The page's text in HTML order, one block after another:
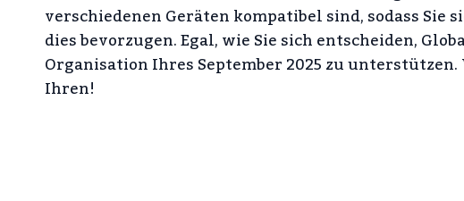
verschiedenen Geräten kompatibel sind, sodass
dies bevorzugen. Egal, wie Sie sich entscheiden,
Organisation Ihres September 2025 zu
Ihren!